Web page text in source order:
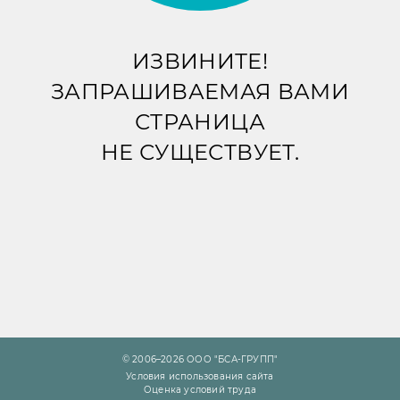
ИЗВИНИТЕ!
ЗАПРАШИВАЕМАЯ ВАМИ
СТРАНИЦА
НЕ СУЩЕСТВУЕТ.
© 2006–2026 ООО "БСА-ГРУПП"
Условия использования сайта
Оценка условий труда